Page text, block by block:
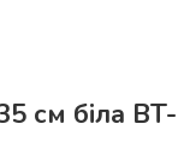
см біла BT-